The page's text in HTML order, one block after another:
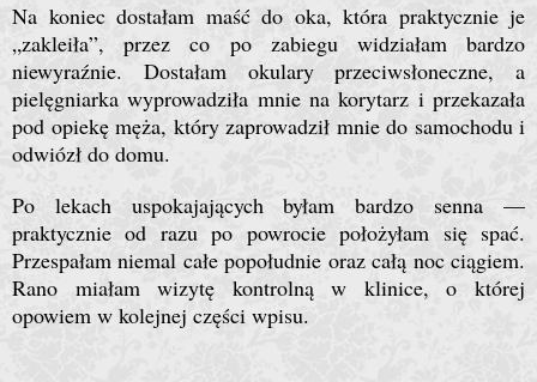
Na koniec dostałam maść do oka, która praktycznie je
„zakleiła”, przez co po zabiegu widziałam bardzo
niewyraźnie. Dostałam okulary przeciwsłoneczne, a
pielęgniarka wyprowadziła mnie na korytarz i przekazała
pod opiekę męża, który zaprowadził mnie do samochodu i
odwiózł do domu.
Po lekach uspokajających byłam bardzo senna —
praktycznie od razu po powrocie położyłam się spać.
Przespałam niemal całe popołudnie oraz całą noc ciągiem.
Rano miałam wizytę kontrolną w klinice, o której
opowiem w kolejnej części wpisu.